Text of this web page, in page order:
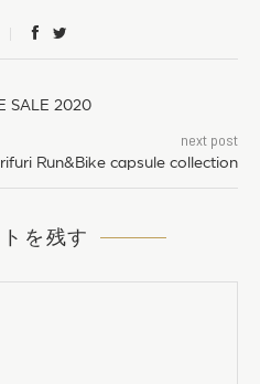
SALE 2020
next post
Run&Bike capsule collection
を残す